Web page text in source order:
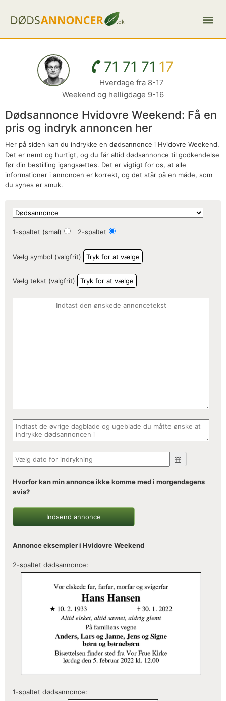
71 71 71 17
Hverdage fra 8-17
Weekend og helligdage 9-16
Dødsannonce Hvidovre Weekend: Få en
pris og indryk annoncen her
Her på siden kan du indrykke en dødsannonce i Hvidovre Weekend.
Det er nemt og hurtigt, og du får altid dødsannonce til godkendelse
før din bestilling igangsættes. Det er vigtigt for os, at alle
informationer i annoncen er korrekt, og det står på en måde, som
du synes er smuk.
1-spaltet (smal) 2-spaltet
Vælg symbol (valgfrit) Tryk for at vælge
Vælg tekst (valgfrit) Tryk for at vælge
Hvorfor kan min annonce ikke komme med i morgendagens
avis?
Indsend annonce
Annonce eksempler i Hvidovre Weekend
2-spaltet dødsannonce:
1-spaltet dødsannonce: